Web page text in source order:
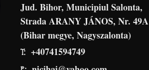
Jud. Bihor, Municipiul Salonta,
Strada ARANY JÁNOS, Nr. 49A
(Bihar megye, Nagyszalonta)
T: +40741594749